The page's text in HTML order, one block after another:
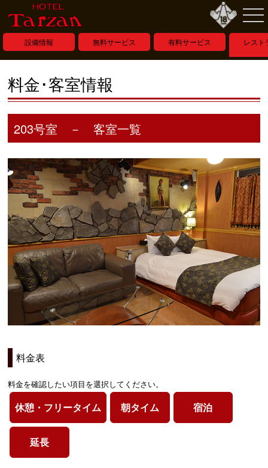
設備情報 無料サービス 有料サービス
レスト
ー
料金･客室情報
203号室 － 客室一覧
料金表
料金を確認したい項目を選択してください。
休憩・フリータイム 朝タイム 宿泊
延長